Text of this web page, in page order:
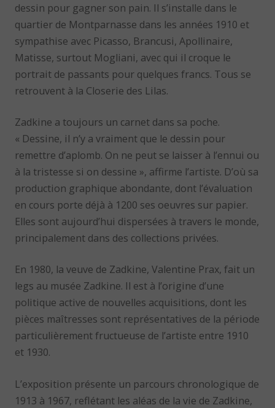
dessin pour gagner son pain. Il s’installe dans le
quartier de Montparnasse dans les années 1910 et
sympathise avec Picasso, Brancusi, Apollinaire,
Matisse, surtout Mogliani, avec qui il croque le
portrait de passants pour quelques francs. Tous se
retrouvent à la Closerie des Lilas.
Zadkine a toujours un carnet dans sa poche.
« Dessine, il n’y a vraiment que le dessin pour
remettre d’aplomb. On ne peut se laisser à l’ennui ou
à la tristesse si on dessine », affirme l’artiste. D’où sa
production graphique abondante, dont l’évaluation
en cours porte déjà à 1200 ses oeuvres sur papier.
Elles sont aujourd’hui dispersées à travers le monde,
principalement dans des collections privées.
En 1980, la veuve de Zadkine, Valentine Prax, fait un
legs au musée Zadkine. Il est à l’origine d’une
politique active de nouvelles acquisitions, dont les
pièces maîtresses sont représentatives de la période
particulièrement fructueuse de l’artiste entre 1910
et 1930.
L’exposition présente un parcours chronologique de
1913 à 1967, reflétant les aléas de la vie de Zadkine,